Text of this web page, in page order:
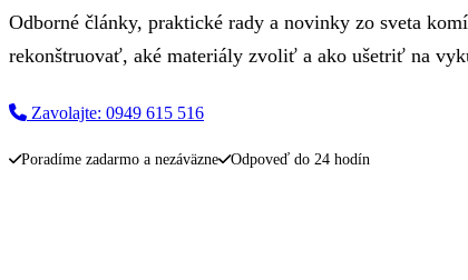
Odborné články, praktické rady a novinky zo sveta
rekonštruovať, aké materiály zvoliť a ako ušetriť na
Zavolajte: 0949 615 516
Poradíme zadarmo a nezáväzne Odpoveď do 24 hodín